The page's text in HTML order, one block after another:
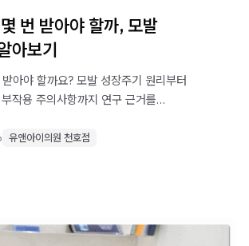
번 받아야 할까, 모발
아보기
아야 할까요? 모발 성장주기 원리부터
작용 주의사항까지 연구 근거를
유앤아이의원 천호점